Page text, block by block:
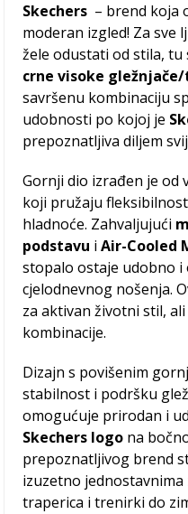
Skechers – brend koja
moderan izgled! Za sve
žele odustati od stila, tu
crne visoke
savršenu kombinaciju
udobnosti po kojoj je
prepoznatljiva diljem
Gornji dio izrađen je od
koji pružaju
hladnoće. Zahvaljujući
podstavu iAir-Cooled
stopalo ostaje udobno
cjelodnevnog nošenja.
za aktivan životni stil,
kombinacije.
Dizajn s povišenim
stabilnost i podršku
omogućuje prirodan i
Skechers logo na
prepoznatljivog brend
izuzetno
traperica i trenirki do